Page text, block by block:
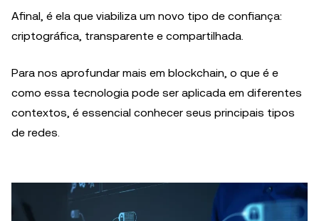
Afinal, é ela que viabiliza um novo tipo de confiança:
criptográfica, transparente e compartilhada.
Para nos aprofundar mais em blockchain, o que é e
como essa tecnologia pode ser aplicada em diferentes
contextos, é essencial conhecer seus principais tipos
de redes.